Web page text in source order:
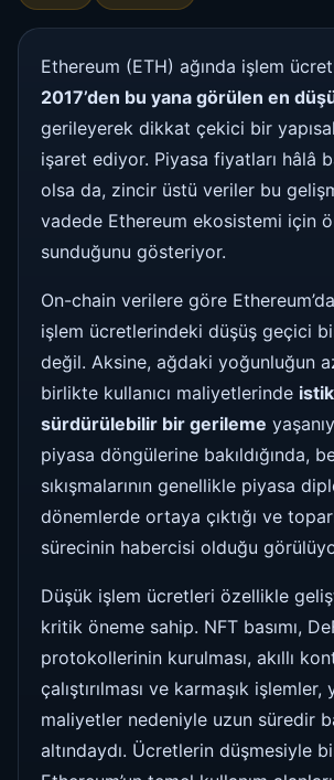
Ethereum (ETH) ağında işlem
2017’den bu yana görülen en
gerileyerek dikkat çekici bir
işaret ediyor. Piyasa fiyatları hâlâ
olsa da, zincir üstü veriler bu
vadede Ethereum ekosistemi için
sunduğunu gösteriyor.
On-chain verilere göre
işlem ücretlerindeki düşüş geçici
değil. Aksine, ağdaki yoğunluğun
birlikte kullanıcı maliyetlerinde
sürdürülebilir bir gerileme
piyasa döngülerine bakıldığında,
sıkışmalarının genellikle piyasa
dönemlerde ortaya çıktığı ve
sürecinin habercisi olduğu
Düşük işlem ücretleri özellikle
kritik öneme sahip. NFT basımı,
protokollerinin kurulması, akıllı
çalıştırılması ve karmaşık işlemler,
maliyetler nedeniyle uzun süredir
altındaydı. Ücretlerin düşmesiyle